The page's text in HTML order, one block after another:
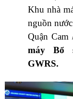
Khu nhà
nguồn
Quận
máy Bổ
GWRS.